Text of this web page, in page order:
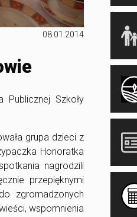
08.01.2014
Szkoły
grupa dzieci z
Honoratka
nagrodzili
przepięknymi
zgromadzonych
wspomnienia